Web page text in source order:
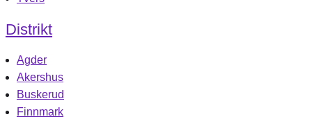
Distrikt
Agder
Akershus
Buskerud
Finnmark